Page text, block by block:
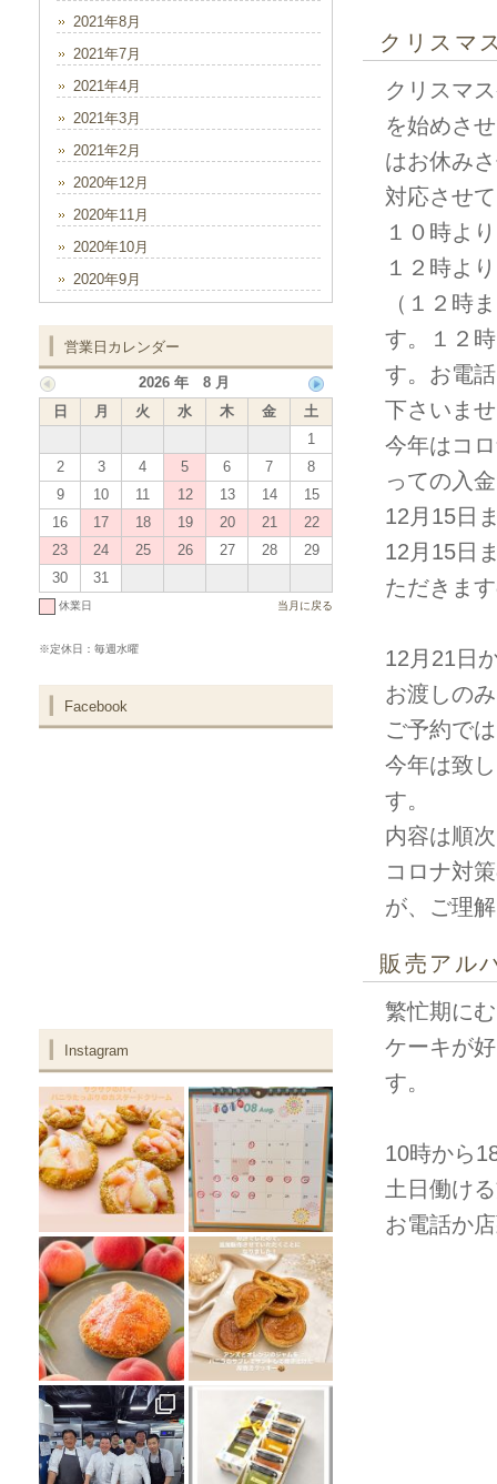
クリスマ
クリスマ
を始めさ
はお休み
対応させ
１０時よ
１２時よ
（１２時
す。１２
す。お電
下さいま
今年はコ
っての入
12月15日
12月15日
ただきま
12月21日
お渡しの
ご予約で
今年は致
す。
内容は順
コロナ対
が、ご理
販売アル
繁忙期に
ケーキが
す。
10時から
土日働け
お電話か
2021年8月
2021年7月
2021年4月
2021年3月
2021年2月
2020年12月
2020年11月
2020年10月
2020年9月
営業日カレンダー
2026 年 8 月
日
月 火 水 木 金
土
1
2
3 4 5 6 7
8
9
10 11 12 13 14
15
16
17 18 19 20 21
22
23
24 25 26 27 28
29
30
31
休業日 当月に戻る
※定休日：毎週水曜
Facebook
Instagram